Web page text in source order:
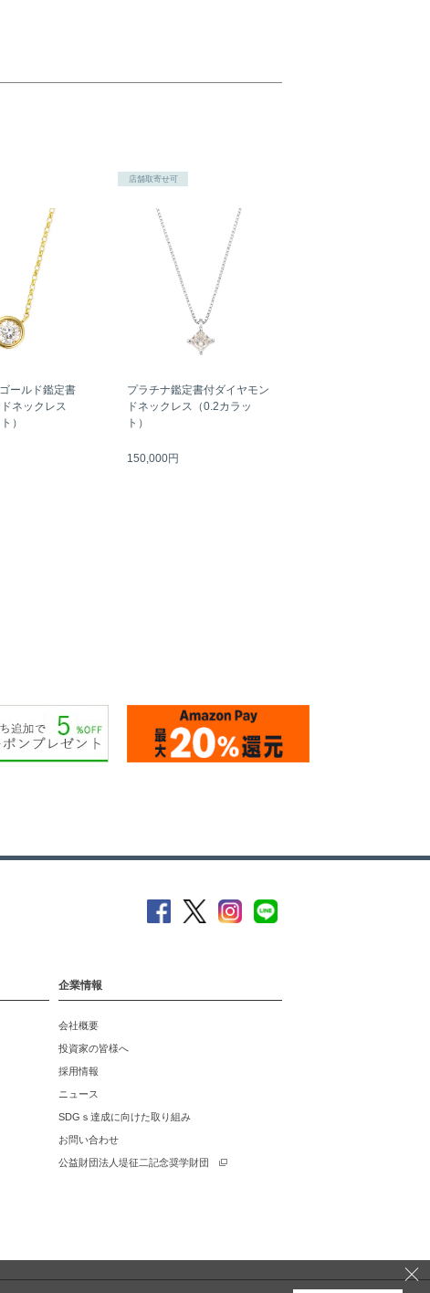
ールド鑑定書
ネックレス
）
店舗取寄せ可
プラチナ鑑定書付ダイヤモン
ドネックレス（0.2カラッ
ト）
150,000円
企業情報
会社概要
投資家の皆様へ
採用情報
ニュース
SDGｓ達成に向けた取り組み
お問い合わせ
公益財団法人堤征二記念奨学財団